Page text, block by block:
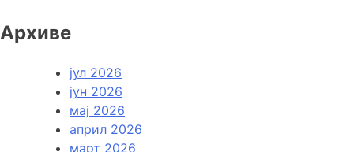
Архиве
јул 2026
јун 2026
мај 2026
април 2026
март 2026